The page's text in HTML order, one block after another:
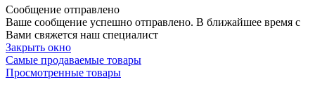
Сообщение отправлено
Ваше сообщение успешно отправлено. В ближайшее время с
Вами свяжется наш специалист
Закрыть окно
Самые продаваемые товары
Просмотренные товары